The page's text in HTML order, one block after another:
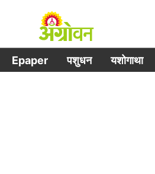
Epaper पशुधन यशोगाथा